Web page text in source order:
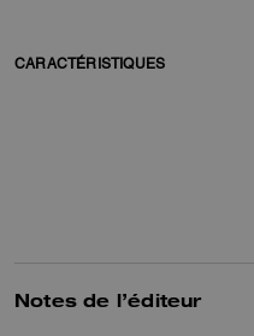
CARACTÉRISTIQUES
Notes de l’éditeur